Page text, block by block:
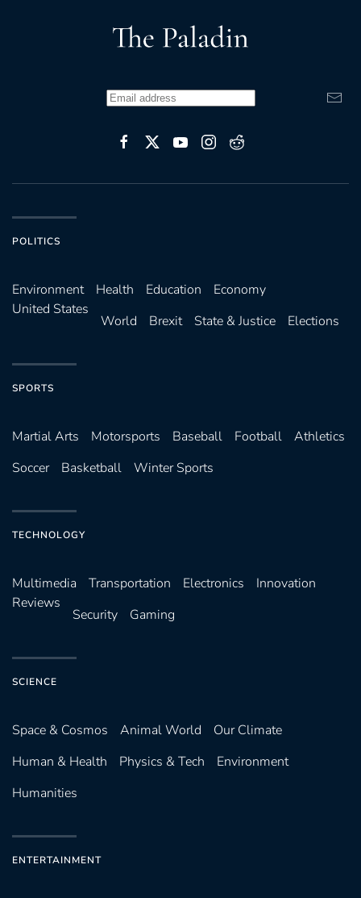
POLITICS
Environ­ment Health Education
Economy
United States
World Brexit State & Justice Elections
SPORTS
Martial Arts Motorsports Baseball Football
Athletics
Soccer
Basketball Winter Sports
TECHNOLOGY
Multimedia Transportation Electronics
Innovation
Reviews
Security Gaming
SCIENCE
Space & Cosmos Animal World
Our Climate
Human & Health
Physics & Tech
Environment
Humanities
ENTERTAINMENT